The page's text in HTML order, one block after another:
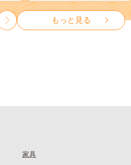
粒
千円
も 先行予約 送料無料 果物 岡
山県 笠岡市 清水白桃 白鳳 白
麗 クール便---
kasaoka_zsy_419_100---
もっと見る
家具